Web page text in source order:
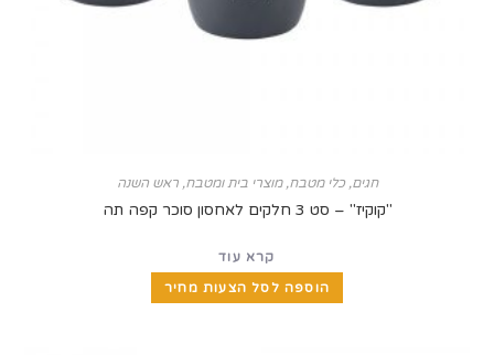
כלי מטבח,מוצרי בית ומטבח,ראש השנה
"קוקיז" – סט 3 חלקים לאחסון סוכר קפה תה
הוספה לסל הצעות מחיר